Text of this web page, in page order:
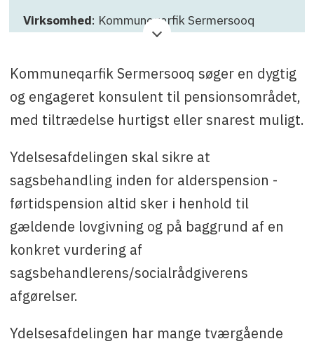
Virksomhed: Kommuneqarfik Sermersooq
Kontakt: Najannguaq Rosing, tlf. +299 36 76 03
eller e-mail: nari@sermersooq.gl
Kommuneqarfik Sermersooq søger en dygtig
og engageret konsulent til pensionsområdet,
med tiltrædelse hurtigst eller snarest muligt.
Ydelsesafdelingen skal sikre at
sagsbehandling inden for alderspension -
førtidspension altid sker i henhold til
gældende lovgivning og på baggrund af en
konkret vurdering af
sagsbehandlerens/socialrådgiverens
afgørelser.
Ydelsesafdelingen har mange tværgående